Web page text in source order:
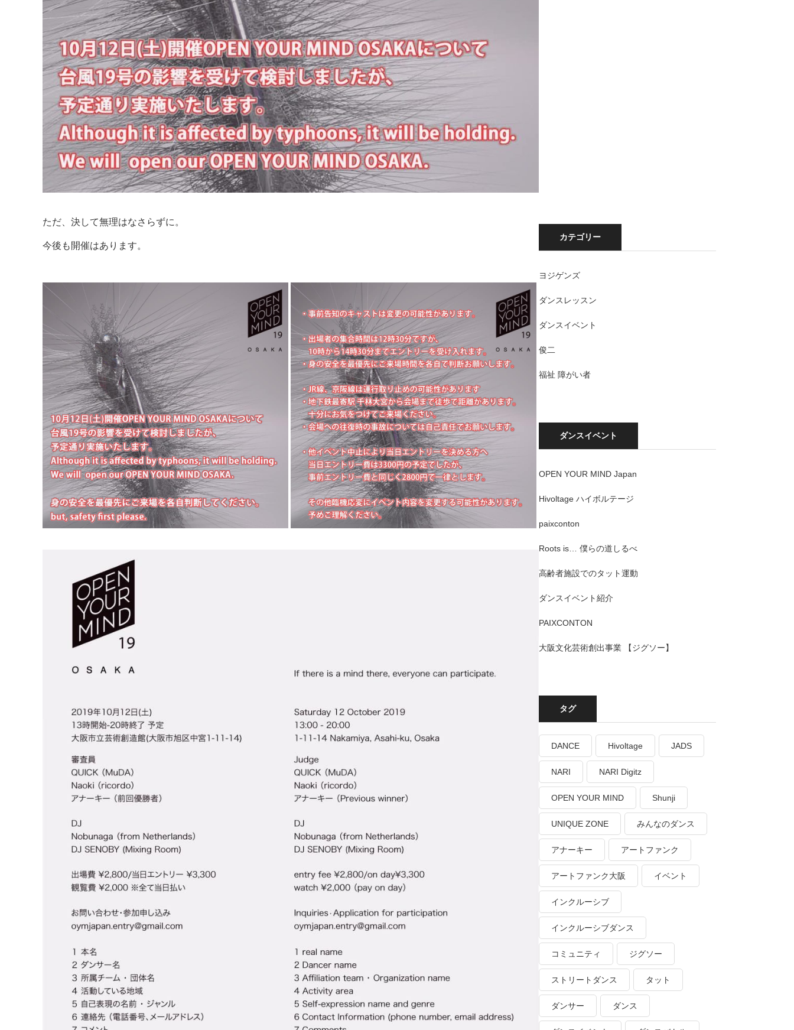
ただ、決して無理はなさらずに。
今後も開催はあります。
カテゴリー
ヨジゲンズ
ダンスレッスン
ダンスイベント
俊二
福祉 障がい者
ダンスイベント
OPEN YOUR MIND Japan
Hivoltage ハイボルテージ
paixconton
Roots is… 僕らの道しるべ
高齢者施設でのタット運動
ダンスイベント紹介
PAIXCONTON
大阪文化芸術創出事業 【ジグソー】
タグ
DANCE Hivoltage JADS
NARI NARI Digitz
OPEN YOUR MIND Shunji
UNIQUE ZONE みんなのダンス
アナーキー アートファンク
アートファンク大阪 イベント
インクルーシブ
インクルーシブダンス
コミュニティ ジグソー
ストリートダンス タット
ダンサー ダンス